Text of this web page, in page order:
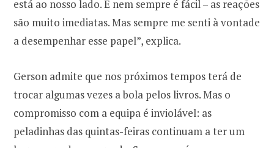
está ao nosso lado. E nem sempre é fácil – as reações
são muito imediatas. Mas sempre me senti à vontade
a desempenhar esse papel”, explica.
Gerson admite que nos próximos tempos terá de
trocar algumas vezes a bola pelos livros. Mas o
compromisso com a equipa é inviolável: as
peladinhas das quintas-feiras continuam a ter um